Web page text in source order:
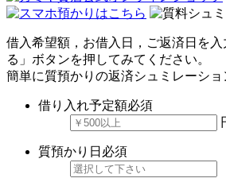
借入希望額，お借入日，ご返済日を
る」ボタンを押してみてください。
簡単に質預かりの返済シュミレーショ
借り入れ予定額必須
質預かり日 必須